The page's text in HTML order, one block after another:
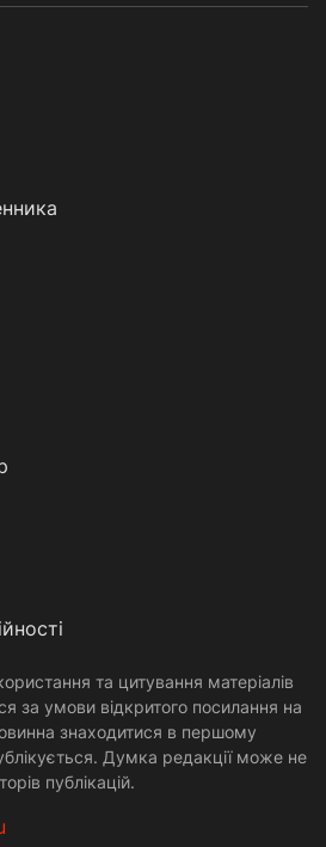
та цитування матеріалів
за умови відкритого посилання на
знаходитися в першому
Думка редакції може не
публікацій.